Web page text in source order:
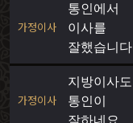
가정이사
통인에서
이사를
잘했습니다
가정이사
지방이사도
통인이
잘하네요